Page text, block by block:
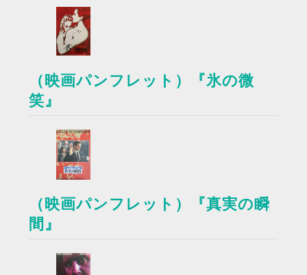
（映画パンフレット）『氷の微
笑』
（映画パンフレット）『真実の瞬
間』